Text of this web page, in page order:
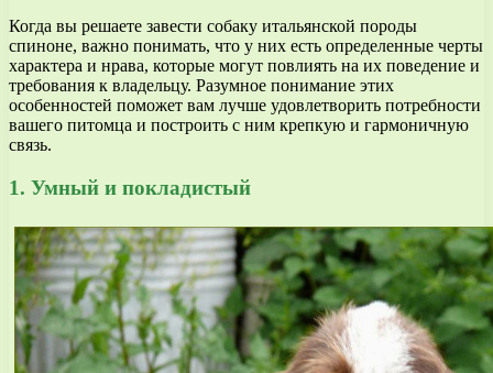
Когда вы решаете завести собаку итальянской породы
спиноне, важно понимать, что у них есть определенные черты
характера и нрава, которые могут повлиять на их поведение и
требования к владельцу. Разумное понимание этих
особенностей поможет вам лучше удовлетворить потребности
вашего питомца и построить с ним крепкую и гармоничную
связь.
1. Умный и покладистый